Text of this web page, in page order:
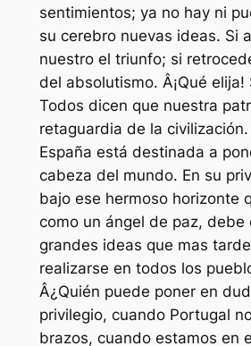
sentimientos; ya no hay ni
su cerebro nuevas ideas. Si
nuestro el triunfo; si
del absolutismo. Â¡Qué elija!
Todos dicen que nuestra
retaguardia de la
España está destinada a
cabeza del mundo. En su
bajo ese hermoso horizonte
como un ángel de paz, debe
grandes ideas que mas
realizarse en todos los
Â¿Quién puede poner en
privilegio, cuando Portugal
brazos, cuando estamos en